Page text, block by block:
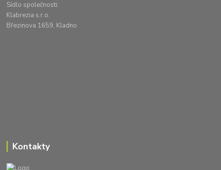
Sídlo společnosti:
Klabrezia s.r.o.
Březinova 1659, Kladno
Kontakty